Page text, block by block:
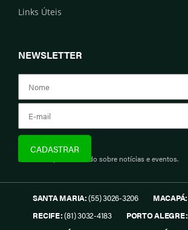
Links Úteis
NEWSLETTER
Assine e fique informado sobre notícias e eventos.
SANTA MARIA:(55) 3026-3206 MACAPÁ:
RECIFE:(81) 3032-4183 PORTO ALEGRE: